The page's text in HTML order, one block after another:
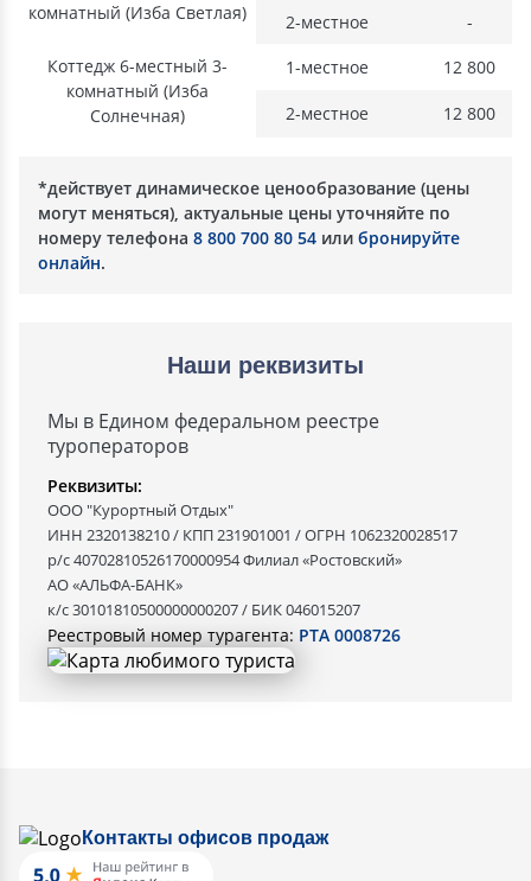
комнатный (Изба Светлая)
2-местное
-
Коттедж 6-местный 3-
комнатный (Изба
Солнечная)
1-местное 12 800
2-местное 12 800
*действует динамическое ценообразование (цены
могут меняться), актуальные цены уточняйте по
номеру телефона 8 800 700 80 54 или бронируйте
онлайн.
Наши реквизиты
Мы в Едином федеральном реестре
туроператоров
Реквизиты:
ООО "Курортный Отдых"
ИНН 2320138210 / КПП 231901001 / ОГРН 1062320028517
р/с 40702810526170000954 Филиал «Ростовский»
АО «АЛЬФА-БАНК»
к/с 30101810500000000207 / БИК 046015207
Реестровый номер турагента: РТА 0008726
Контакты офисов продаж